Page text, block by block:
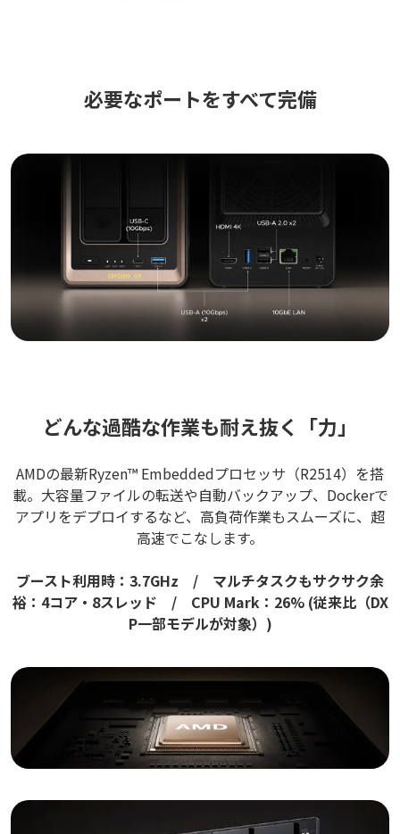
必要なポートをすべて完備
どんな過酷な作業も耐え抜く「力」
AMDの最新Ryzen™ Embeddedプロセッサ（R2514）を搭
載。大容量ファイルの転送や自動バックアップ、Dockerで
アプリをデプロイするなど、高負荷作業もスムーズに、超
高速でこなします。
ブースト利用時：3.7GHz / マルチタスクもサクサク余
裕：4コア・8スレッド / CPU Mark：26% (従来比（DX
P一部モデルが対象）)